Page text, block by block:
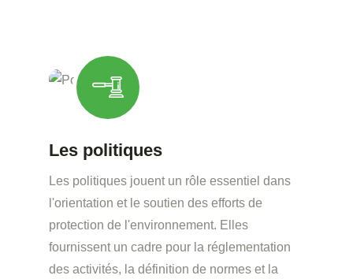
Les politiques
Les politiques jouent un rôle essentiel dans
l'orientation et le soutien des efforts de
protection de l'environnement. Elles
fournissent un cadre pour la réglementation
des activités, la définition de normes et la